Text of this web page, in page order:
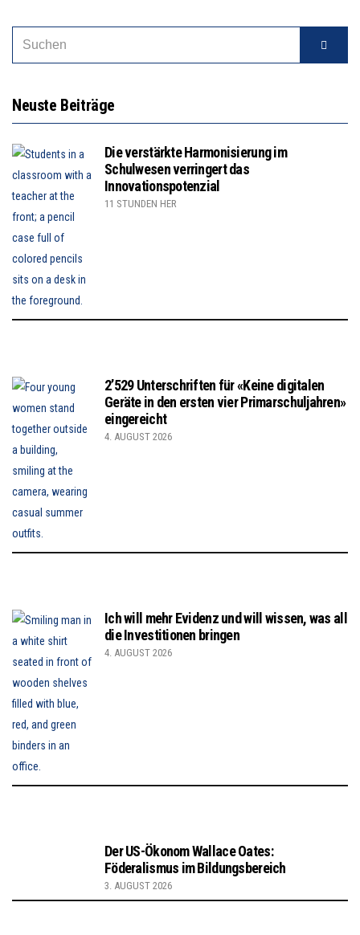
Neuste Beiträge
Die verstärkte Harmonisierung im
Schulwesen verringert das
Innovationspotenzial
11 STUNDEN HER
2’529 Unterschriften für «Keine digitalen
Geräte in den ersten vier Primarschuljahren»
eingereicht
4. AUGUST 2026
Ich will mehr Evidenz und will wissen, was all
die Investitionen bringen
4. AUGUST 2026
Der US-Ökonom Wallace Oates:
Föderalismus im Bildungsbereich
3. AUGUST 2026